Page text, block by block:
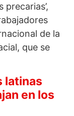
de la
que se
latinas
en los